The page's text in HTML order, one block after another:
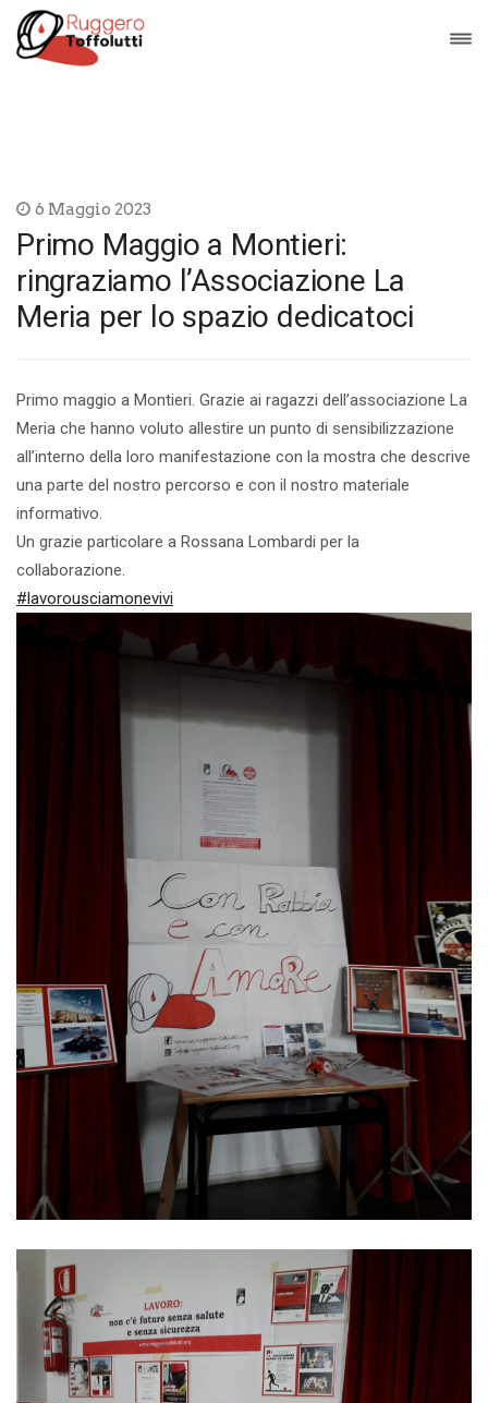
6 Maggio 2023
Primo Maggio a Montieri:
ringraziamo l’Associazione La
Meria per lo spazio dedicatoci
Primo maggio a Montieri. Grazie ai ragazzi dell’associazione La
Meria che hanno voluto allestire un punto di sensibilizzazione
all’interno della loro manifestazione con la mostra che descrive
una parte del nostro percorso e con il nostro materiale
informativo.
Un grazie particolare a Rossana Lombardi per la
collaborazione.
#lavorousciamonevivi